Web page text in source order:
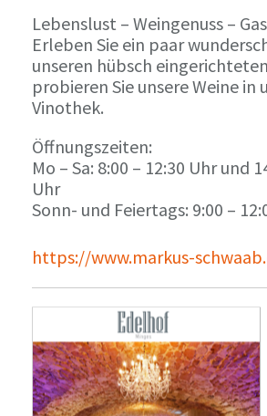
Lebenslust – Weingenuss –
Erleben Sie ein paar
unseren hübsch
probieren Sie unsere Weine in
Vinothek.
Öffnungszeiten:
Mo – Sa: 8:00 – 12:30 Uhr und
Uhr
Sonn- und Feiertags: 9:00 –
https://www.markus-